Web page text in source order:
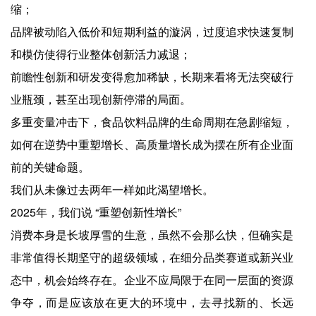
缩；
品牌被动陷入低价和短期利益的漩涡，过度追求快速复制
和模仿使得行业整体创新活力减退；
前瞻性创新和研发变得愈加稀缺，长期来看将无法突破行
业瓶颈，甚至出现创新停滞的局面。
多重变量冲击下，食品饮料品牌的生命周期在急剧缩短，
如何在逆势中重塑增长、高质量增长成为摆在所有企业面
前的关键命题。
我们从未像过去两年一样如此渴望增长。
2025年，我们说 “重塑创新性增长”
消费本身是长坡厚雪的生意，虽然不会那么快，但确实是
非常值得长期坚守的超级领域，在细分品类赛道或新兴业
态中，机会始终存在。企业不应局限于在同一层面的资源
争夺，而是应该放在更大的环境中，去寻找新的、长远